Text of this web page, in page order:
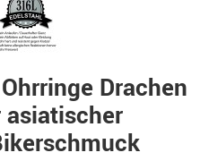
Drachen
asiatischer